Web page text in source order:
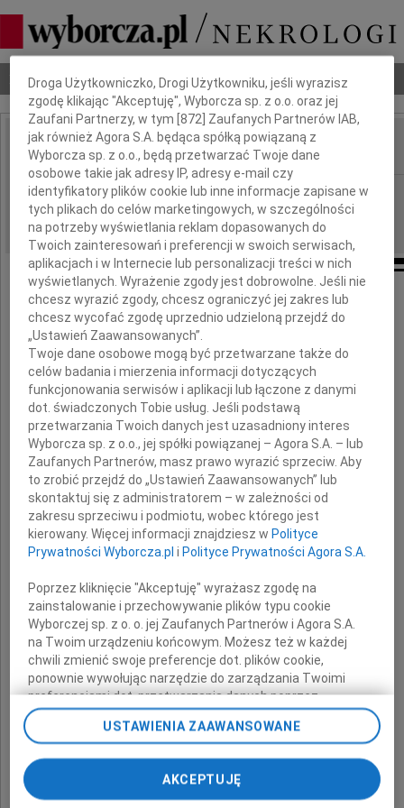
Nekrologi Odeszli Poradnik pogrzebowy
IMIĘ I NAZWISKO:
REGION: Warszawa
DATA EMISJI: 24.09.2009
Pani
Małgorzacie
Dziatkiewicz-Martusewicz
wyrazy głębokiego współczucia i żalu
z powodu śmierci
Ojca
składają
z Gabinetu Marszałka Sejmu
Dbamy o Twoją prywatność
Droga Użytkowniczko, Drogi Użytkowniku, jeśli wyrazisz
zgodę klikając "Akceptuję", Wyborcza sp. z o.o. oraz jej
Zaufani Partnerzy, w tym [872 ] Zaufanych Partnerów IAB,
jak również Agora S.A. będąca spółką powiązaną z
Wyborcza sp. z o.o., będą przetwarzać Twoje dane
osobowe takie jak adresy IP, adresy e-mail czy
identyfikatory plików cookie lub inne informacje zapisane w
tych plikach do celów marketingowych, w szczególności
na potrzeby wyświetlania reklam dopasowanych do
Twoich zainteresowań i preferencji w swoich serwisach,
aplikacjach i w Internecie lub personalizacji treści w nich
wyświetlanych. Wyrażenie zgody jest dobrowolne. Jeśli nie
chcesz wyrazić zgody, chcesz ograniczyć jej zakres lub
chcesz wycofać zgodę uprzednio udzieloną przejdź do
„Ustawień Zaawansowanych”.
Twoje dane osobowe mogą być przetwarzane także do
celów badania i mierzenia informacji dotyczących
funkcjonowania serwisów i aplikacji lub łączone z danymi
dot. świadczonych Tobie usług. Jeśli podstawą
przetwarzania Twoich danych jest uzasadniony interes
Wyborcza sp. z o.o., jej spółki powiązanej – Agora S.A. – lub
Zaufanych Partnerów, masz prawo wyrazić sprzeciw. Aby
to zrobić przejdź do „Ustawień Zaawansowanych” lub
skontaktuj się z administratorem – w zależności od
zakresu sprzeciwu i podmiotu, wobec którego jest
kierowany. Więcej informacji znajdziesz w Polityce
Prywatności Wyborcza.pl i Polityce Prywatności Agora S.A.
Poprzez kliknięcie "Akceptuję" wyrażasz zgodę na
zainstalowanie i przechowywanie plików typu cookie
Wyborczej sp. z o. o. jej Zaufanych Partnerów i Agora S.A.
na Twoim urządzeniu końcowym. Możesz też w każdej
chwili zmienić swoje preferencje dot. plików cookie,
ponownie wywołując narzędzie do zarządzania Twoimi
preferencjami dot. przetwarzania danych poprzez
odnośnik „Ustawienia prywatności” w stopce serwisu i
przechodząc do sekcji „Ustawienia zaawansowane”.
pomocą ustawień przeglądarki.
My, nasi Zaufani Partnerzy i Agora S.A. możemy
USTAWIENIA ZAAWANSOWANE
AKCEPTUJĘ